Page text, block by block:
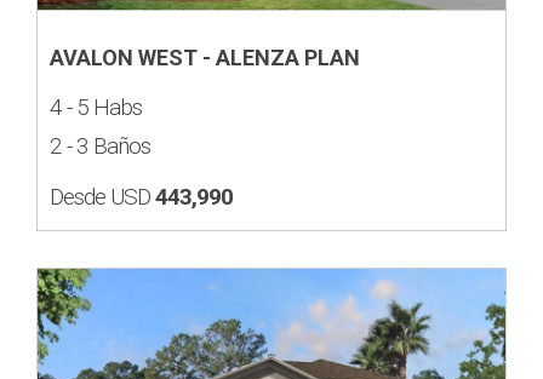
AVALON WEST - ALENZA PLAN
4 - 5 Habs
2 - 3 Baños
Desde USD443,990